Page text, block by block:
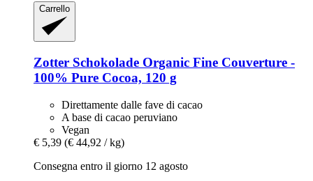
Carrello
Zotter Schokolade Organic Fine Couverture -​
100% Pure Cocoa, 120 g
Direttamente dalle fave di cacao
A base di cacao peruviano
Vegan
€ 5,39 (€ 44,92 / kg)
Consegna entro il giorno 12 agosto